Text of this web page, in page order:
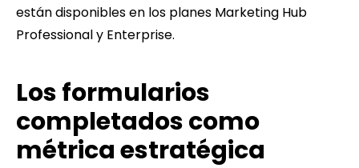
están disponibles en los planes Marketing Hub
Professional y Enterprise.
Los formularios
completados como
métrica estratégica